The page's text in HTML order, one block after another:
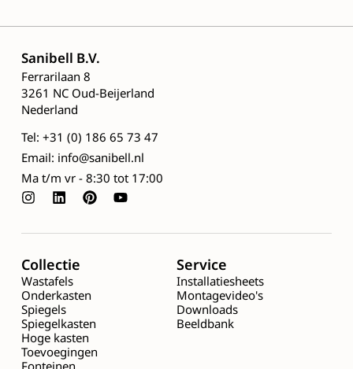
Sanibell B.V.
Ferrarilaan 8
3261 NC Oud-Beijerland
Nederland
Tel: +31 (0) 186 65 73 47
Email: info@sanibell.nl
Ma t/m vr - 8:30 tot 17:00
Collectie
Wastafels
Onderkasten
Spiegels
Spiegelkasten
Hoge kasten
Toevoegingen
Service
Installatiesheets
Montagevideo's
Downloads
Beeldbank